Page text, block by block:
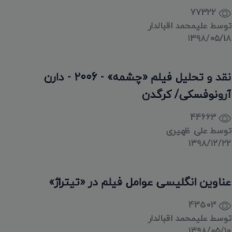
توسطعلیمحمد اقبالدار
۱۳۹۸/۰۵/۱۸
نقد و تحلیل فیلم «چشمه» - 2006 - دارن
آرونوفسکی/ کرگدن
توسطعلی ظهیری
۱۳۹۸/۱۲/۲۲
عناوین انگلیسی عوامل فیلم در «تیتراژ»
توسطعلیمحمد اقبالدار